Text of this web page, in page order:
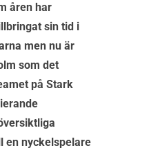
åren har
sin tid i
men nu är
som det
på Stark
en nyckelspelare